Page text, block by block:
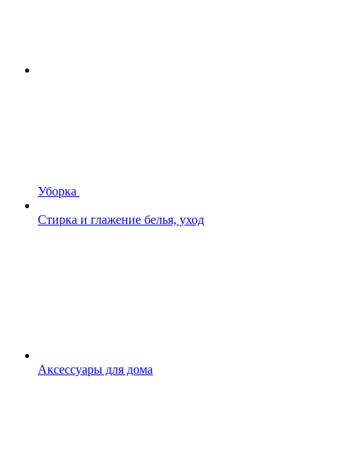
Уборка
Стирка и глажение белья, уход
Аксессуары для дома